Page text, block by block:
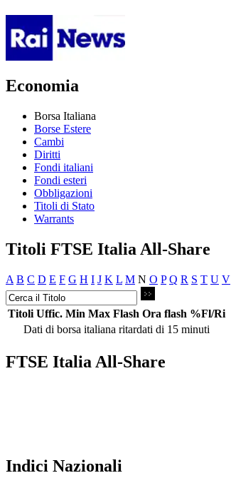
Economia
Borsa Italiana
Borse Estere
Cambi
Diritti
Fondi italiani
Fondi esteri
Obbligazioni
Titoli di Stato
Warrants
Titoli FTSE Italia All-Share
A B C D E F G H I J K L M N O P Q R S T U V
Titoli Uffic. Min Max Flash Ora flash %Fl/Ri
Dati di borsa italiana ritardati di 15 minuti
FTSE Italia All-Share
Indici Nazionali